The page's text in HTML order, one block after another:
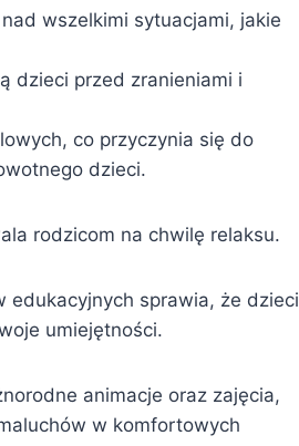
wszelkimi sytuacjami, jakie
dzieci przed zranieniami i
co przyczynia się do
dzieci.
rodzicom na chwilę relaksu.
edukacyjnych sprawia, że dzieci
umiejętności.
animacje oraz zajęcia,
w komfortowych